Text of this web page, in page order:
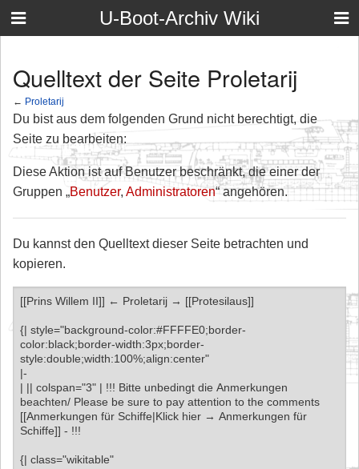
U-Boot-Archiv Wiki
Quelltext der Seite Proletarij
← Proletarij
Du bist aus dem folgenden Grund nicht berechtigt, die
Seite zu bearbeiten:
Diese Aktion ist auf Benutzer beschränkt, die einer der
Gruppen „Benutzer, Administratoren“ angehören.
Du kannst den Quelltext dieser Seite betrachten und
kopieren.